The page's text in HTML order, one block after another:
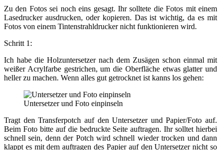
Zu den Fotos sei noch eins gesagt. Ihr solltete die Fotos mit einem
Lasedrucker ausdrucken, oder kopieren. Das ist wichtig, da es mit
Fotos von einem Tintenstrahldrucker nicht funktionieren wird.
Schritt 1:
Ich habe die Holzuntersetzer nach dem Zusägen schon einmal mit
weißer Acrylfarbe gestrichen, um die Oberfläche etwas glatter und
heller zu machen. Wenn alles gut getrocknet ist kanns los gehen:
Untersetzer und Foto einpinseln
Tragt den Transferpotch auf den Untersetzer und Papier/Foto auf.
Beim Foto bitte auf die bedruckte Seite auftragen. Ihr solltet hierbei
schnell sein, denn der Potch wird schnell wieder trocken und dann
klappt es mit dem auftragen des Papier auf den Untersetzer nicht so